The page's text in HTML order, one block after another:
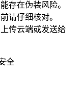
存在伪装风险。
请仔细核对。
传云端或发送给
全